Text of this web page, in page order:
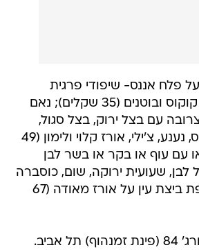
פלח אננס- שיפודי פרגית
ברוטב קארי, חלב קוקוס ובוטנים (35 שקלים); נאם
עם בצל ירוק, בצל סגול,
כוסברה, למון גראס, נענע, צ'ילי, אורז קלוי ולימון (49
עם עוף או בקר או בשר לבן
לבן, שעועית ירוקה, שום, כוסברה
וצ'ילי, מוגש בתוספת ביצת עין על אורז מאודה (67
אביב.